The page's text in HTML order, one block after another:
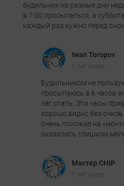
будильник на разные дни
в 7:00 просыпаться, а
каждый раз нужно перед
Iwan Toropov
7 лет назад
Будильником не
просыпаюсь в 6 часов
лёг спать. Эти часы
хорошо видно без
очень похожие на
оказались слишком
Мастер CHIP
7 лет назад